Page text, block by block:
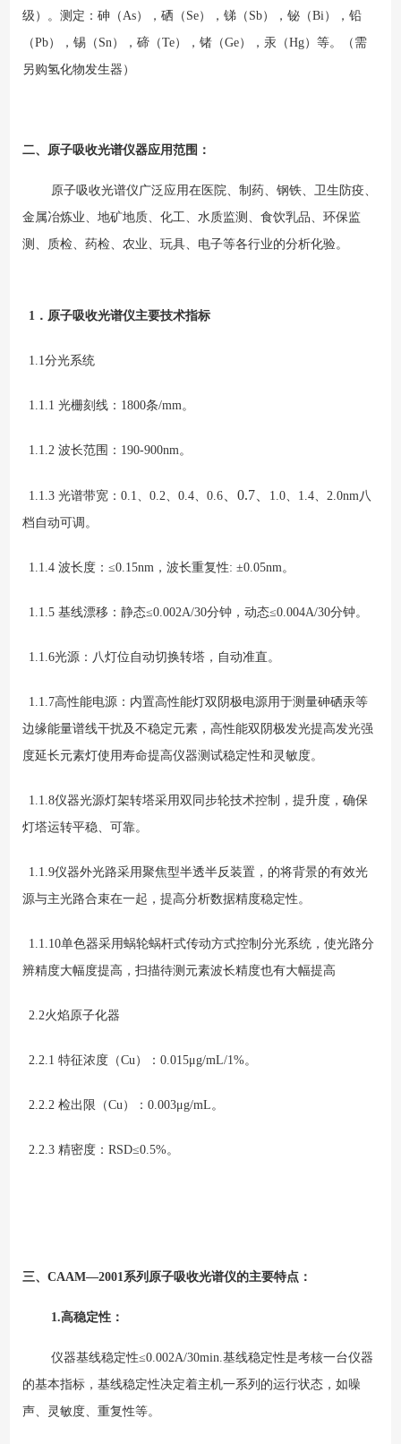
级）。测定：砷（As），硒（Se），锑（Sb），铋（Bi），铅
（Pb），锡（Sn），碲（Te），锗（Ge），汞（Hg）等。（需
另购氢化物发生器）
二、原子吸收光谱仪器应用范围：
原子吸收光谱仪广泛应用在医院、制药、钢铁、卫生防疫、
金属冶炼业、地矿地质、化工、水质监测、食饮乳品、环保监
测、质检、药检、农业、玩具、电子等各行业的分析化验。
1． 原子吸收光谱仪主要技术指标
1.1分光系统
1.1.1 光栅刻线：1800条/mm。
1.1.2 波长范围：190-900nm。
1.1.3 光谱带宽：0.1、0.2、 0.4、 0.6、 0.7、 1.0、 1.4、 2.0nm八
档自动可调。
1.1.4 波长度：≤0.15nm，波长重复性: ±0.05nm。
1.1.5 基线漂移：静态≤0.002A/30分钟，动态≤0.004A/30分钟。
1.1.6光源： 八灯位 自动切换转塔，自动准直。
1.1.7高性能电源：内置高性能灯双阴极电源用于测量砷硒汞等
边缘能量谱线干扰及不稳定元素，高性能双阴极发光提高发光强
度延长元素灯使用寿命提高仪器测试稳定性和灵敏度。
1.1.8仪器光源灯架转塔采用双同步轮技术控制，提升度，确保
灯塔运转平稳、可靠。
1.1.9仪器外光路采用聚焦型半透半反装置，的将背景的有效光
源与主光路合束在一起， 提高分析数据精度稳定性。
1.1.10单色器采用蜗轮蜗杆式传动方式控制分光系统，使光路分
辨精度大幅度提高 ，扫描待测元素波长精度也有大幅提高
2.2火焰原子化器
2.2.1 特征浓度（Cu）：0.015μg/mL/1%。
2.2.2 检出限（Cu）：0.003μg/mL。
2.2.3 精密度：RSD≤0.5%。
三、CAAM—2001系列原子吸收光谱仪的主要特点：
1.高稳定性：
仪器基线稳定性≤0.002A/30min.基线稳定性是考核一台仪器
的基本指标，基线稳定性决定着主机一系列的运行状态，如噪
声、灵敏度、重复性等。